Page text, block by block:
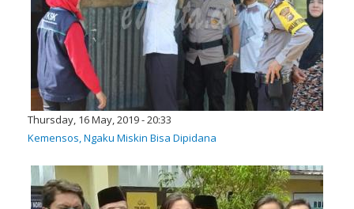
Thursday, 16 May, 2019 - 20:33
Kemensos, Ngaku Miskin Bisa Dipidana